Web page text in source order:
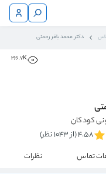
دکتر محمد باقر رحمتی
266.7K
کودکان
4.58 (از 1043 نظر)
تماس نظرات